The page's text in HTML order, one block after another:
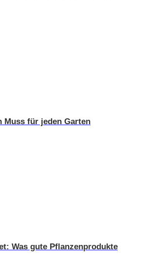
Muss für jeden Garten
Was gute Pflanzenprodukte